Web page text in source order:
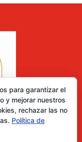
para garantizar el
y mejorar nuestros
rechazar las no
Política de